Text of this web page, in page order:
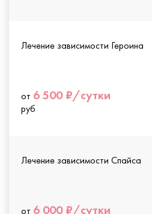
Лечение зависимости Героина
от 6 500 ₽/сутки
руб
Лечение зависимости Спайса
от 6 000 ₽/сутки